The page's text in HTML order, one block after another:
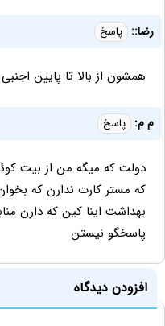
رضا:: پاسخ
همشون از بالا تا پایین
م م: پاسخ
دولت که میگه من از بیت
که مستر کارت ندارن که
بهداشت اینا کین که دارن
پاسخگو نیستن
افزودن دیدگاه